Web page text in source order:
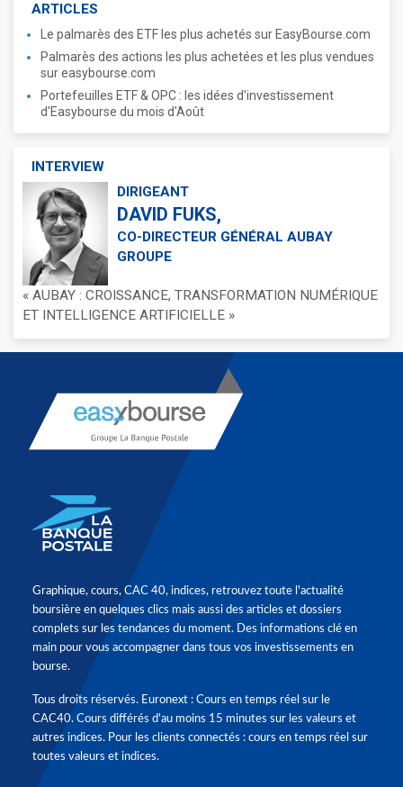
ARTICLES
Le palmarès des ETF les plus achetés sur EasyBourse.com
Palmarès des actions les plus achetées et les plus vendues
sur easybourse.com
Portefeuilles ETF & OPC : les idées d'investissement
d'Easybourse du mois d'Août
INTERVIEW
DIRIGEANT
DAVID FUKS,
CO-DIRECTEUR GÉNÉRAL AUBAY
GROUPE
« AUBAY : CROISSANCE, TRANSFORMATION NUMÉRIQUE
ET INTELLIGENCE ARTIFICIELLE »
Graphique, cours, CAC 40, indices, retrouvez toute l'actualité
boursière en quelques clics mais aussi des articles et dossiers
complets sur les tendances du moment. Des informations clé en
main pour vous accompagner dans tous vos investissements en
bourse.
Tous droits réservés. Euronext : Cours en temps réel sur le
CAC40. Cours différés d'au moins 15 minutes sur les valeurs et
autres indices. Pour les clients connectés : cours en temps réel sur
toutes valeurs et indices.